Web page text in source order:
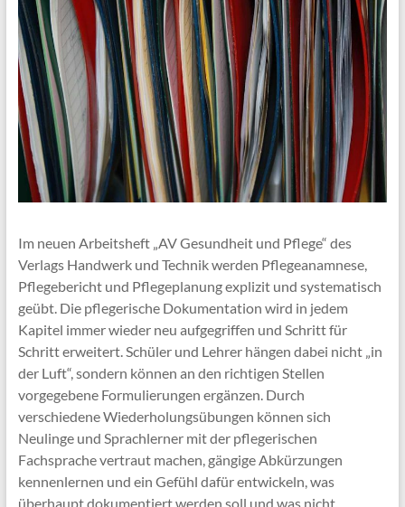
Im neuen Arbeitsheft „AV Gesundheit und Pflege“ des
Verlags Handwerk und Technik werden Pflegeanamnese,
Pflegebericht und Pflegeplanung explizit und systematisch
geübt. Die pflegerische Dokumentation wird in jedem
Kapitel immer wieder neu aufgegriffen und Schritt für
Schritt erweitert. Schüler und Lehrer hängen dabei nicht „in
der Luft“, sondern können an den richtigen Stellen
vorgegebene Formulierungen ergänzen. Durch
verschiedene Wiederholungsübungen können sich
Neulinge und Sprachlerner mit der pflegerischen
Fachsprache vertraut machen, gängige Abkürzungen
kennenlernen und ein Gefühl dafür entwickeln, was
überhaupt dokumentiert werden soll und was nicht.